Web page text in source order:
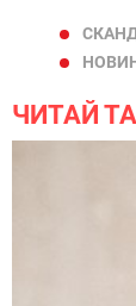
ЧИТАЙ